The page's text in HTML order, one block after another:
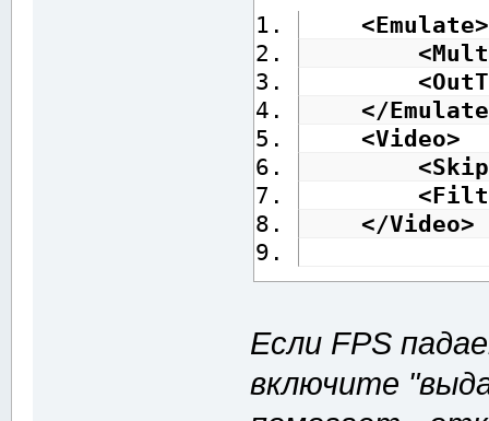
<Emulate>
</Emulate
<Video>
</Video>
Если FPS
включите